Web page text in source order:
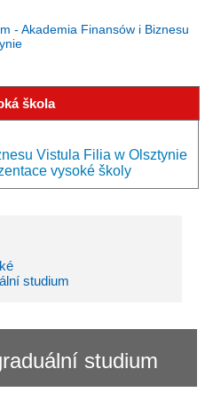
- Akademia Finansów i Biznesu
škola
Vistula Filia w Olsztynie
vysoké školy
studium
studium